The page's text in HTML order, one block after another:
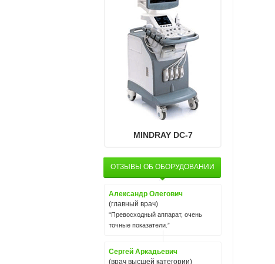
MINDRAY DC-7
ОТЗЫВЫ ОБ ОБОРУДОВАНИИ
Александр Олегович
(главный врач)
“Превосходный аппарат, очень
точные показатели.”
Сергей Аркадьевич
(врач высшей категории)